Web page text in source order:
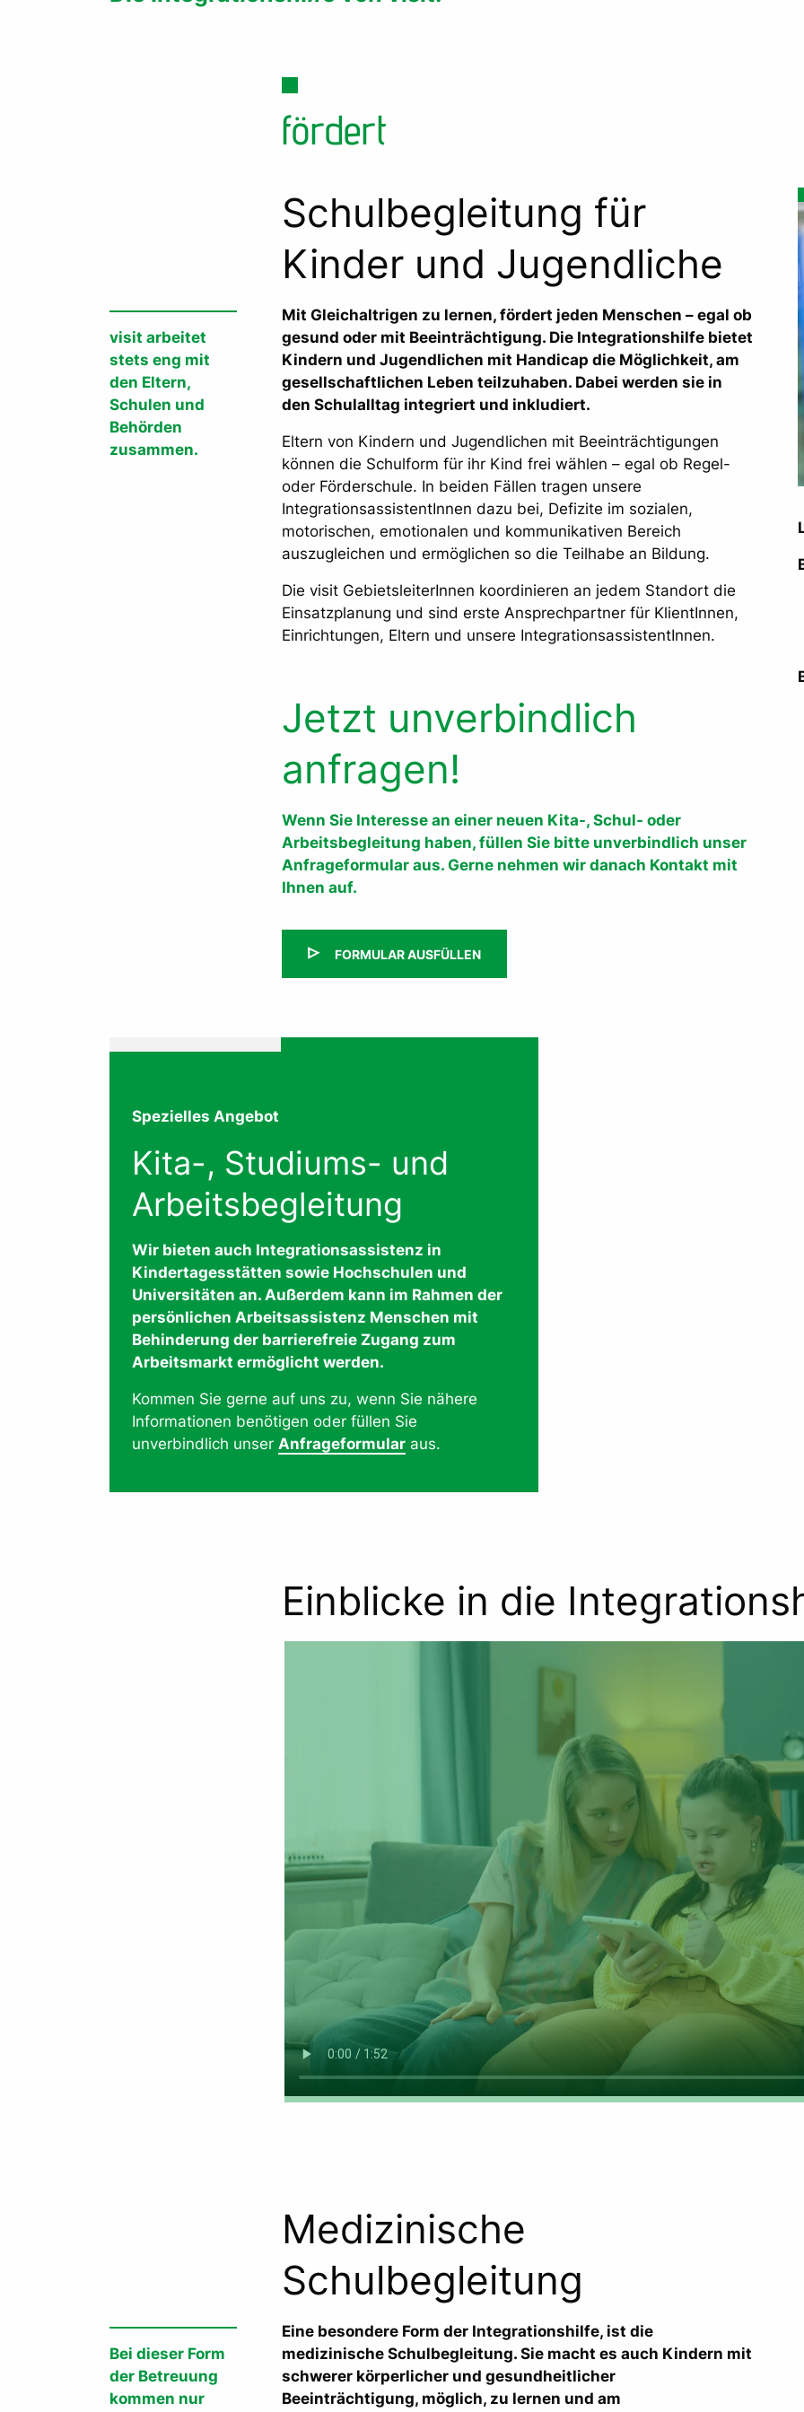
fördert
Schulbegleitung für
Kinder und Jugendliche
visit arbeitet
stets eng mit
den Eltern,
Schulen und
Behörden
zusammen.
Mit Gleichaltrigen zu lernen, fördert jeden Menschen – egal ob
gesund oder mit Beeinträchtigung. Die Integrationshilfe bietet
Kindern und Jugendlichen mit Handicap die Möglichkeit, am
gesellschaftlichen Leben teilzuhaben. Dabei werden sie in
den Schulalltag integriert und inkludiert.
Eltern von Kindern und Jugendlichen mit Beeinträchtigungen
können die Schulform für ihr Kind frei wählen – egal ob Regel-
oder Förderschule. In beiden Fällen tragen unsere
IntegrationsassistentInnen dazu bei, Defizite im sozialen,
motorischen, emotionalen und kommunikativen Bereich
auszugleichen und ermöglichen so die Teilhabe an Bildung.
Die visit GebietsleiterInnen koordinieren an jedem Standort die
Einsatzplanung und sind erste Ansprechpartner für KlientInnen,
Einrichtungen, Eltern und unsere IntegrationsassistentInnen.
Jetzt unverbindlich
anfragen!
Wenn Sie Interesse an einer neuen Kita-, Schul- oder
Arbeitsbegleitung haben, füllen Sie bitte unverbindlich unser
Anfrageformular aus. Gerne nehmen wir danach Kontakt mit
Ihnen auf.
FORMULAR AUSFÜLLEN
Spezielles Angebot
Kita-, Studiums- und
Arbeitsbegleitung
Wir bieten auch Integrationsassistenz in
Kindertagesstätten sowie Hochschulen und
Universitäten an. Außerdem kann im Rahmen der
persönlichen Arbeitsassistenz Menschen mit
Behinderung der barrierefreie Zugang zum
Arbeitsmarkt ermöglicht werden.
Kommen Sie gerne auf uns zu, wenn Sie nähere
Informationen benötigen oder füllen Sie
unverbindlich unser Anfrageformular aus.
Einblicke in die
Medizinische
Schulbegleitung
Bei dieser Form
der Betreuung
kommen nur
Eine besondere Form der Integrationshilfe, ist die
medizinische Schulbegleitung. Sie macht es auch Kindern mit
schwerer körperlicher und gesundheitlicher
Beeinträchtigung, möglich, zu lernen und am